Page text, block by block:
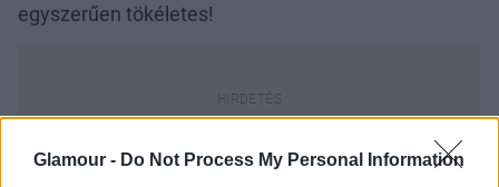
Glamour - Do Not Process My Personal Information
egyszerűen tökéletes!
A két gyönyörű magazinfotózás mellett Zsófi egy új